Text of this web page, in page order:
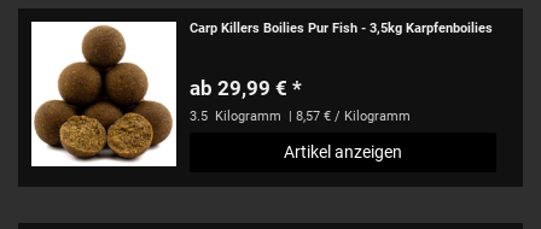
Carp Killers Boilies Pur Fish - 3,5kg Karpfenboilies
ab 29,99 € *
3.5 Kilogramm | 8,57 € / Kilogramm
Artikel anzeigen